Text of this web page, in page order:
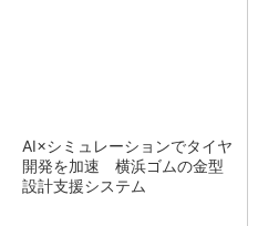
AI×シミュレーションでタイヤ
開発を加速 横浜ゴムの金型
設計支援システム